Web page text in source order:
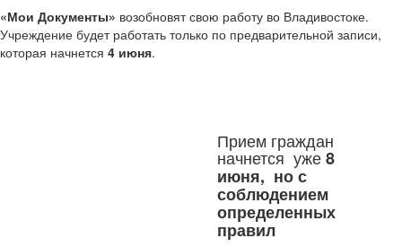
«Мои Документы» возобновят свою работу во Владивостоке.
Учреждение будет работать только по предварительной записи,
которая начнется 4 июня.
Прием граждан
начнется уже8
июня, но с
соблюдением
определенных
правил